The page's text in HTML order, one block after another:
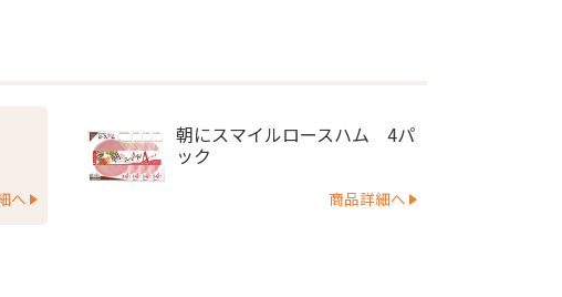
へ
朝にスマイルロースハム 4パ
ック
商品詳細へ